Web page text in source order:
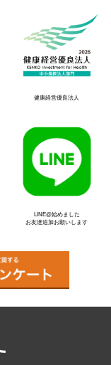
健康経営優良法人
LINE@始めました
お友達追加お願いします